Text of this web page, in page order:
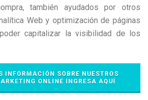
también ayudados por otros
Web y optimización de páginas
capitalizar la visibilidad de los
INFORMACIÓN SOBRE NUESTROS
ONLINE INGRESA AQUÍ